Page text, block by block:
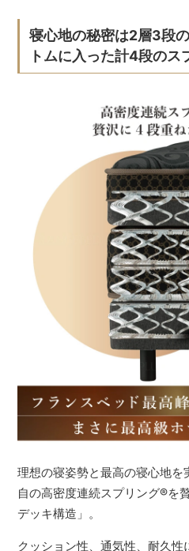
寝心地の秘密は2層3段
トムに入った計4段のス
理想の寝姿勢と最高の寝心地を
自の高密度連続スプリング®を
デッキ構造」。
クッション性、通気性、耐久